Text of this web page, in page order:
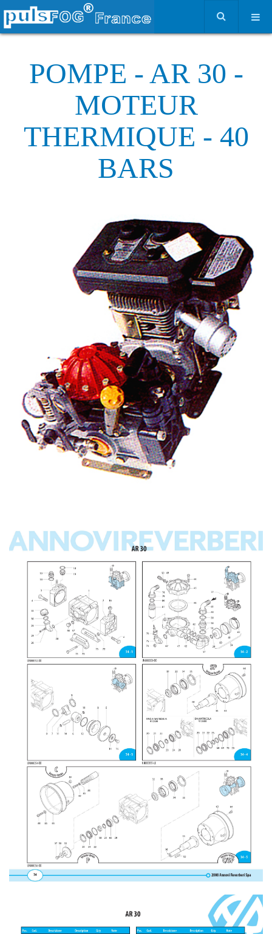
POMPE - AR 30 -
MOTEUR
THERMIQUE - 40
BARS